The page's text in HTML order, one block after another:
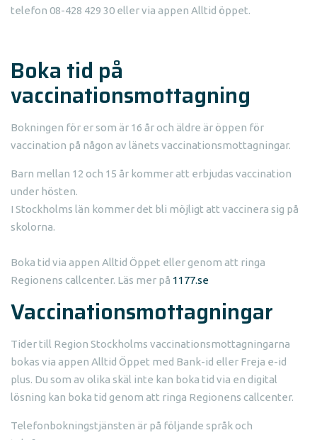
telefon 08-428 429 30 eller via appen Alltid öppet.
Boka tid på
vaccinationsmottagning
Bokningen för er som är 16 år och äldre är öppen för
vaccination på någon av länets vaccinationsmottagningar.
Barn mellan 12 och 15 år kommer att erbjudas vaccination
under hösten.
I Stockholms län kommer det bli möjligt att vaccinera sig på
skolorna.
Boka tid via appen Alltid Öppet eller genom att ringa
Regionens callcenter. Läs mer på 1177.se
Vaccinationsmottagningar
Tider till Region Stockholms vaccinationsmottagningarna
bokas via appen Alltid Öppet med Bank-id eller Freja e-id
plus. Du som av olika skäl inte kan boka tid via en digital
lösning kan boka tid genom att ringa Regionens callcenter.
Telefonbokningstjänsten är på följande språk och